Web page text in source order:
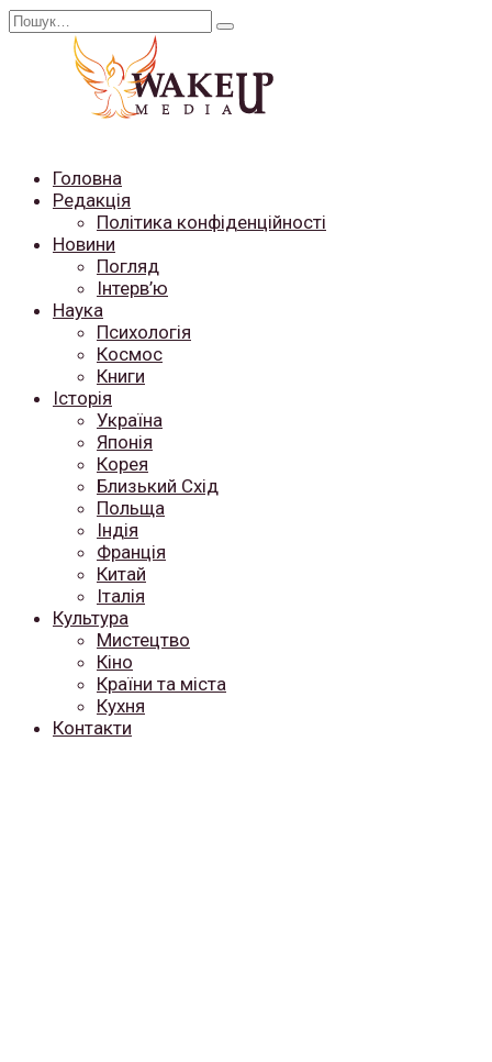
Перейти
Search
Головна
Редакція
Політика конфіденційності
Новини
Погляд
Інтерв’ю
Наука
Психологія
Космос
Книги
Історія
Україна
Японія
Корея
Близький Схід
Польща
Індія
Франція
Китай
Італія
Культура
Мистецтво
Кіно
Країни та міста
Кухня
Контакти